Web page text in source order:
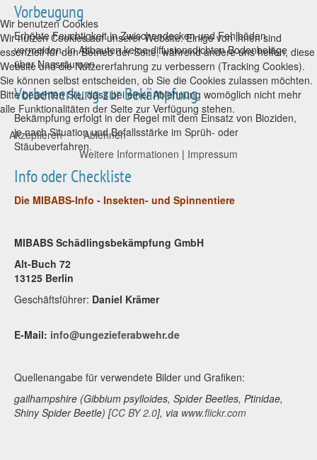
Vorbeugung
Erhöhte Feuchtigkeit in Zwischendecken und Fehlböden
vermeiden. In Altbauten keine diffusionsdichten Bodenbeläge
über Nassräumen.
Vorbemerkung zur Bekämpfung
Bekämpfung erfolgt in der Regel mit dem Einsatz von Bioziden,
je nach Situation und Befallsstärke im Sprüh- oder
Stäubeverfahren.
Info oder Checkliste
Die MIBABS-Info - Insekten- und Spinnentiere
MIBABS Schädlingsbekämpfung GmbH
Alt-Buch 72
13125 Berlin
Geschäftsführer: Daniel Krämer
E-Mail: info@ungezieferabwehr.de
Quellenangabe für verwendete Bilder und Grafiken:
gailhampshire (Gibbium psylloides, Spider Beetles, Ptinidae,
Shiny Spider Beetle) [CC BY 2.0], via www.flickr.com
Wir benutzen Cookies
Wir nutzen Cookies auf unserer Website. Einige von ihnen sind
essenziell für den Betrieb der Seite, während andere uns helfen, diese
Website und die Nutzererfahrung zu verbessern (Tracking Cookies).
Sie können selbst entscheiden, ob Sie die Cookies zulassen möchten.
Bitte beachten Sie, dass bei einer Ablehnung womöglich nicht mehr
alle Funktionalitäten der Seite zur Verfügung stehen.
Akzeptieren
Ablehnen
Weitere Informationen | Impressum